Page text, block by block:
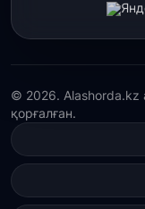
© 2026. Alashorda.kz
қорғалған.